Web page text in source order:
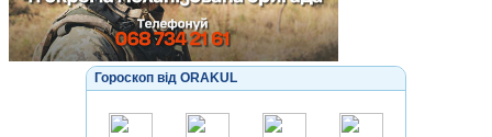
Гороскоп від ORAKUL